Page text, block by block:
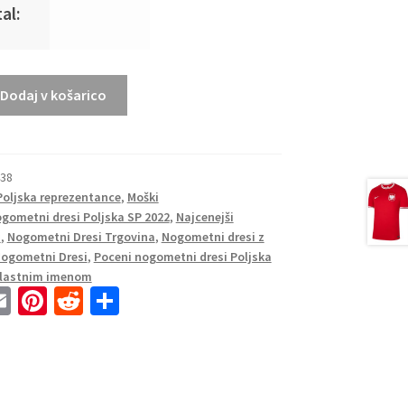
Dodaj v košarico
reprezentance, Moški
dresi Poljska SP 2022, Najcenejši
, Nogometni Dresi Trgovina, Nogometni dresi z
Dresi, Poceni nogometni dresi Poljska
imenom
E Pi R S